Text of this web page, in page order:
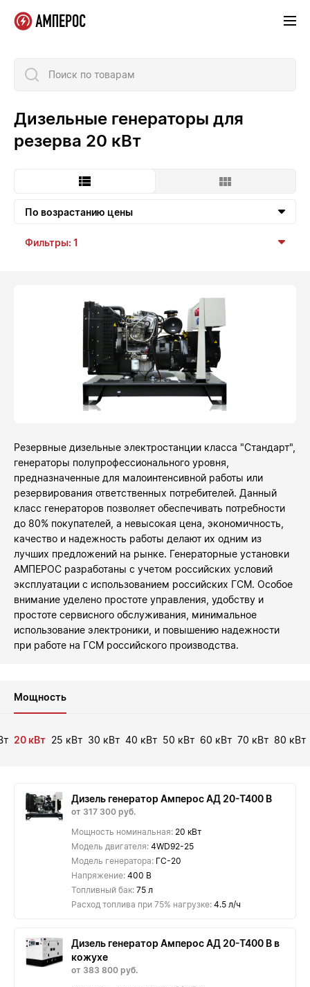
Поиск по товарам
Дизельные генераторы для
резерва 20 кВт
По возрастанию цены
Фильтры: 1
Резервные дизельные электростанции класса "Стандарт",
генераторы полупрофессионального уровня,
предназначенные для малоинтенсивной работы или
резервирования ответственных потребителей. Данный
класс генераторов позволяет обеспечивать потребности
до 80% покупателей, а невысокая цена, экономичность,
качество и надежность работы делают их одним из
лучших предложений на рынке. Генераторные установки
АМПЕРОС разработаны с учетом российских условий
эксплуатации с использованием российских ГСМ. Особое
внимание уделено простоте управления, удобству и
простоте сервисного обслуживания, минимальное
использование электроники, и повышению надежности
при работе на ГСМ российского производства.
Мощность
20 кВт 25 кВт 30 кВт 40 кВт 50 кВт 60 кВт 70 кВт 80 кВт
Дизель генератор Амперос АД 20-Т400 B
от 317 300 руб.
Мощность номинальная: 20 кВт
Модель двигателя: 4WD92-25
Модель генератора: ГС-20
Напряжение: 400 В
Топливный бак: 75 л
Расход топлива при 75% нагрузке: 4.5 л/ч
Дизель генератор Амперос АД 20-Т400 B в
кожухе
от 383 800 руб.